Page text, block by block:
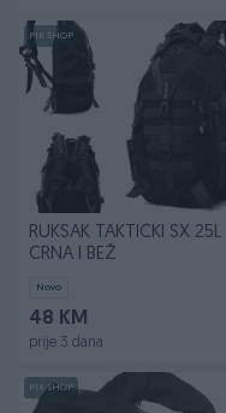
PIK SHOP
RUKSAK TAKTIČKI SX 25L
CRNA I BEŽ
Novo
48 KM
prije 3 dana
PIK SHOP